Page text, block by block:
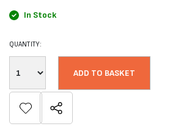
In Stock
QUANTITY:
ADD TO BASKET